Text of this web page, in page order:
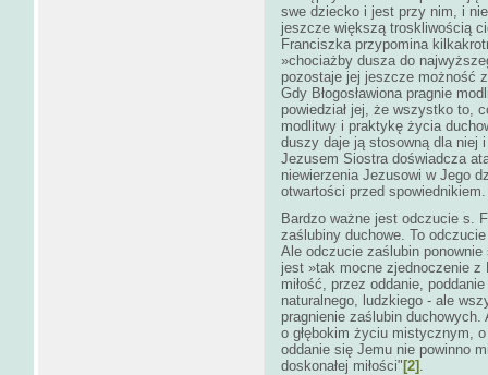
swe dziecko i jest przy nim, i
jeszcze większą troskliwością
Franciszka przypomina
»chociażby dusza do
pozostaje jej jeszcze możność
Gdy Błogosławiona pragnie
powiedział jej, że wszystko to,
modlitwy i praktykę życia
duszy daje ją stosowną dla niej
Jezusem Siostra doświadcza
niewierzenia Jezusowi w Jego
otwartości przed spowiednikiem.
Bardzo ważne jest odczucie s.
zaślubiny duchowe. To odczucie
Ale odczucie zaślubin
jest »tak mocne zjednoczenie
miłość, przez oddanie,
naturalnego, ludzkiego - ale
pragnienie zaślubin
o głębokim życiu mistycznym,
oddanie się Jemu nie powinno
doskonałej miłości"[2]